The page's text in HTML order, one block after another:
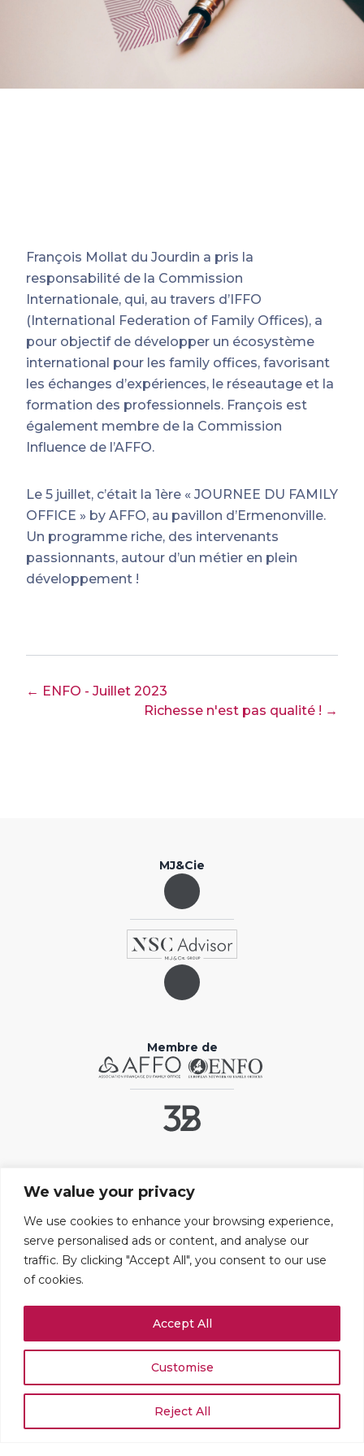
We value your privacy
We use cookies to enhance your browsing experience,
serve personalised ads or content, and analyse our
traffic. By clicking "Accept All", you consent to our use
of cookies.
Customise
Reject All
Accept All
François Mollat du Jourdin a pris la
responsabilité de la Commission
Internationale, qui, au travers d’IFFO
(International Federation of Family Offices), a
pour objectif de développer un écosystème
international pour les family offices, favorisant
les échanges d’expériences, le réseautage et la
formation des professionnels. François est
également membre de la Commission
Influence de l’AFFO.
Le 5 juillet, c’était la 1ère « JOURNEE DU FAMILY
OFFICE » by AFFO, au pavillon d’Ermenonville.
Un programme riche, des intervenants
passionnants, autour d’un métier en plein
développement !
← ENFO - Juillet 2023
Richesse n'est pas qualité ! →
MJ&Cie
Membre de
Liens utiles
Contact
Mentions légales
Paramétrer les cookies
109 boulevard Haussmann
75008 PARIS
Rue du Stand 51
1204 GENÈVE
+41 (0)22 519 02 54